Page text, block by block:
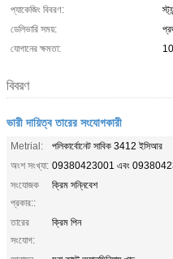
প্যাকেজিং বিবরণ:
ডেলিভারি সময়:
যোগানের ক্ষমতা:
বিবরণ
ভারী দায়িত্ব তারের সংযোগকারী
Metrial:
পলিকার্বোনেট সাবিক 3412 ইসিআর
অংশ সংখ্যা: 09380423001 এবং
সংযোজক
প্রকার::
ক্রিম সন্নিবেশ
তারের
সংযোগ:
ক্রিম পিন